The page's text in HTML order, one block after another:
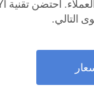
التالي.